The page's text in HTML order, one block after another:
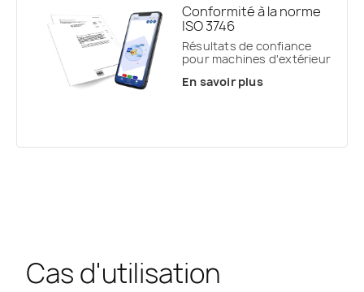
Conformité à la norme
ISO 3746
Résultats de confiance
pour machines d'extérieur
En savoir plus
Cas d'utilisation